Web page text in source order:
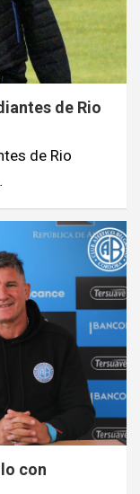
de Rio
de Rio
con